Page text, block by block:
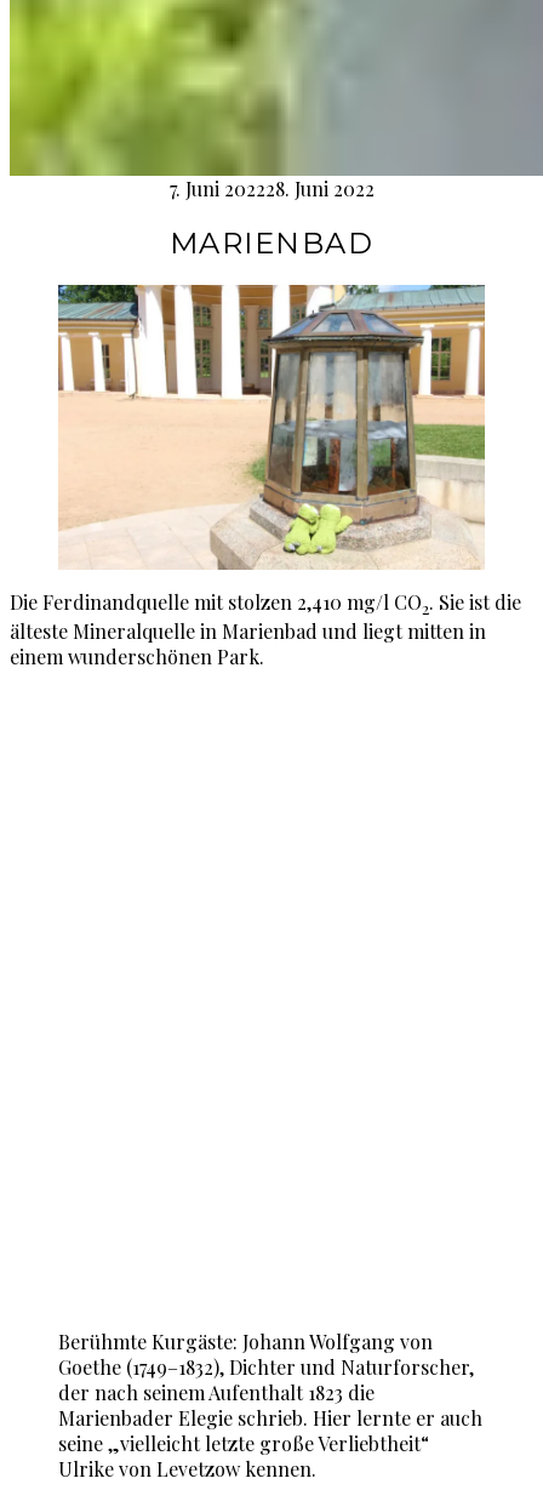
7. Juni 202228. Juni 2022
MARIENBAD
Die Ferdinandquelle mit stolzen 2,410 mg/l CO2. Sie ist die
älteste Mineralquelle in Marienbad und liegt mitten in
einem wunderschönen Park.
Berühmte Kurgäste: Johann Wolfgang von
Goethe (1749–1832), Dichter und Naturforscher,
der nach seinem Aufenthalt 1823 die
Marienbader Elegie schrieb. Hier lernte er auch
seine „vielleicht letzte große Verliebtheit“
Ulrike von Levetzow kennen.